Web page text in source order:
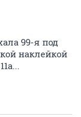
99-я под
наклейкой